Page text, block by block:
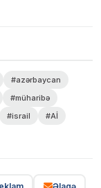
#azərbaycan
#müharibə
#israil
#Aİ